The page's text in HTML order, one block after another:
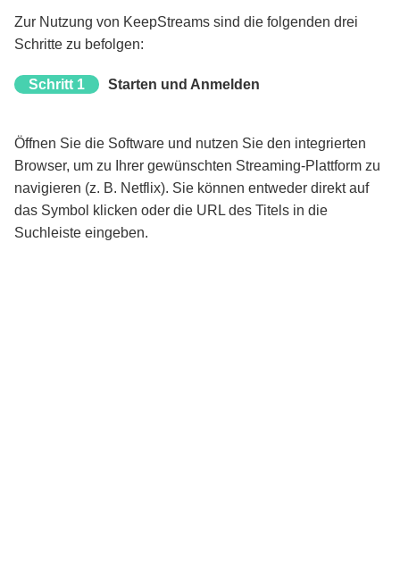
Zur Nutzung von KeepStreams sind die folgenden drei
Schritte zu befolgen:
Schritt 1 Starten und Anmelden
Öffnen Sie die Software und nutzen Sie den integrierten
Browser, um zu Ihrer gewünschten Streaming-Plattform zu
navigieren (z. B. Netflix). Sie können entweder direkt auf
das Symbol klicken oder die URL des Titels in die
Suchleiste eingeben.